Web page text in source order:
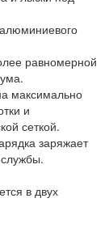
равномерной
максимально
и
сеткой.
заряжает
в двух